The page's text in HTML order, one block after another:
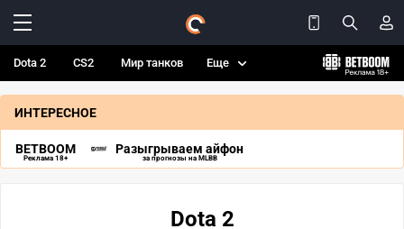
Dota 2 CS2 Мир танков Еще
ИНТЕРЕСНОЕ
BETBOOM
Реклама 18+
Разыгрываем айфон
за прогнозы на MLBB
Dota 2